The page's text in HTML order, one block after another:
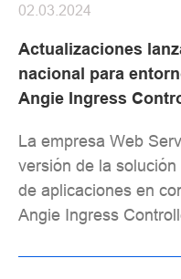
Actualizaciones
nacional para
Angie Ingress
02.03.2024
La empresa Web
versión de la
de aplicaciones en
Angie Ingress